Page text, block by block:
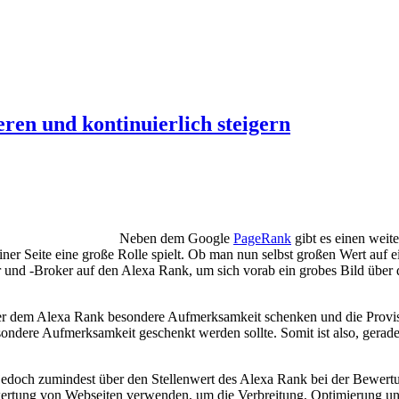
und kontinuierlich steigern
Neben dem Google PageRank gibt es einen
Seite eine große Rolle spielt. Ob man nun selbst großen Wert auf
-Broker auf den Alexa Rank, um sich vorab ein grobes Bild über
Alexa Rank besondere Aufmerksamkeit schenken und die
Aufmerksamkeit geschenkt werden sollte. Somit ist also,
zumindest über den Stellenwert des Alexa Rank bei der
von Webseiten verwenden, um die Verbreitung, Optimierung